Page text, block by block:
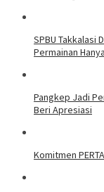
SPBU Takkalasi
Permainan
Pangkep Jadi
Beri Apresiasi
Komitmen